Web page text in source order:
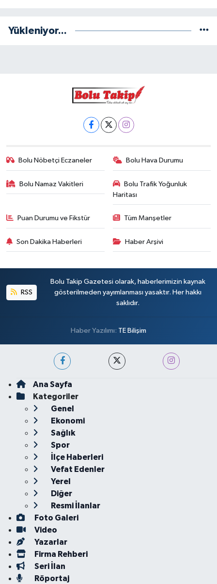
Yükleniyor...
Bolu Nöbetçi Eczaneler Bolu Hava Durumu
Bolu Namaz Vakitleri
Bolu Trafik Yoğunluk
Haritası
Puan Durumu ve Fikstür Tüm Manşetler
Son Dakika Haberleri Haber Arşivi
RSS
Bolu Takip Gazetesi olarak, haberlerimizin kaynak
gösterilmeden yayımlanması yasaktır. Her hakkı
saklıdır.
Haber Yazılımı: TE Bilişim
Ana Sayfa
Kategoriler
Genel
Ekonomi
Sağlık
Spor
İlçe Haberleri
Vefat Edenler
Yerel
Diğer
Resmi İlanlar
Foto Galeri
Video
Yazarlar
Firma Rehberi
Seri İlan
Röportaj